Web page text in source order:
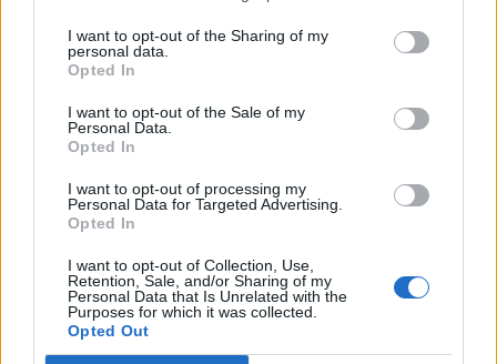
I want to opt-out of the Sharing of my
personal data.
Opted In
I want to opt-out of the Sale of my
Personal Data.
Opted In
I want to opt-out of processing my
Personal Data for Targeted Advertising.
Opted In
I want to opt-out of Collection, Use,
Retention, Sale, and/or Sharing of my
Personal Data that Is Unrelated with the
Purposes for which it was collected.
Opted Out
ΠΡΟΛΗΨΗ